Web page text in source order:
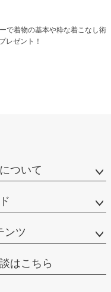
で着物の基本や粋な着こなし術
レゼント！
ついて
ンツ
はこちら